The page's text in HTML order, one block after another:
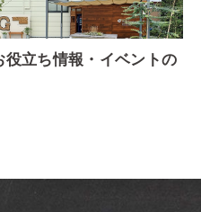
役立ち情報・イベントの